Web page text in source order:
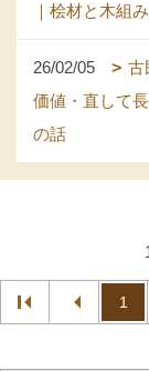
｜桧材と木組
26/02/05
古
価値・直して
の話
1